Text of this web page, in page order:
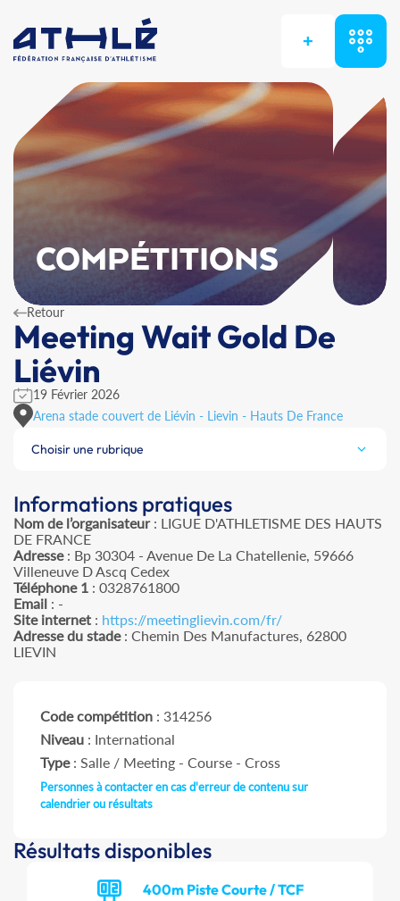
+
COMPÉTITIONS
Retour
Meeting Wait Gold De
Liévin
19 Février 2026
Arena stade couvert de Liévin - Lievin - Hauts De France
Choisir une rubrique
Informations pratiques
Nom de l’organisateur: LIGUE D'ATHLETISME DES HAUTS
DE FRANCE
Adresse: Bp 30304 - Avenue De La Chatellenie, 59666
Villeneuve D Ascq Cedex
Téléphone 1 : 0328761800
Email : -
Site internet : https://meetinglievin.com/fr/
Adresse du stade: Chemin Des Manufactures, 62800
LIEVIN
Code compétition : 314256
Niveau : International
Type: Salle / Meeting - Course - Cross
Personnes à contacter en cas d'erreur de contenu sur
calendrier ou résultats
Résultats disponibles
400m Piste Courte / TCF